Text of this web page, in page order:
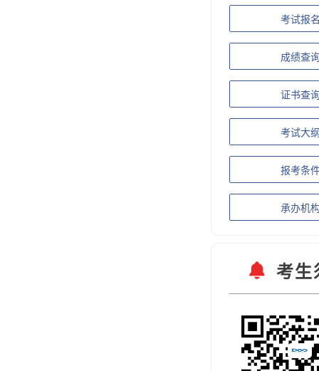
考试报
成绩查
证书查
考试大
报考条
承办机
考生